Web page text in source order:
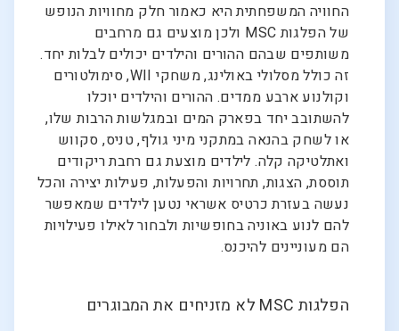
החוויה המשפחתית היא כאמור חלק מחוויות הנופש
של הפלגות MSC ולכן מוצעים גם מרחבים
משותפים שבהם ההורים והילדים יכולים לבלות יחד.
זה כולל מסלולי באולינג, משחקי WII, סימולטורים
וקולנוע ארבע ממדים. ההורים והילדים יוכלו
להשתובב יחד בפארק המים ובמגלשות הרבות שלו,
או לשחק בהנאה במתקני מיני גולף, טניס, סקווש
ואתלטיקה קלה. לילדים מוצעת גם רחבת ריקודים
תוססת, הצגות, תחרויות והפעלות, פעילות יצירה והכל
נעשה בעזרת כרטיס אשראי נטען לילדים שמאפשר
להם לנוע באוניה בחופשיות ולבחור לאילו פעילויות
הם מעוניינים להיכנס.
הפלגות MSC לא מזניחים את המבוגרים